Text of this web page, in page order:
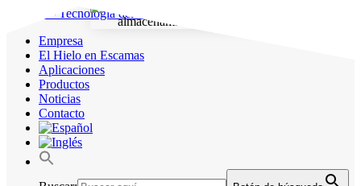
Empresa
El Hielo en Escamas
Aplicaciones
Productos
Noticias
Contacto